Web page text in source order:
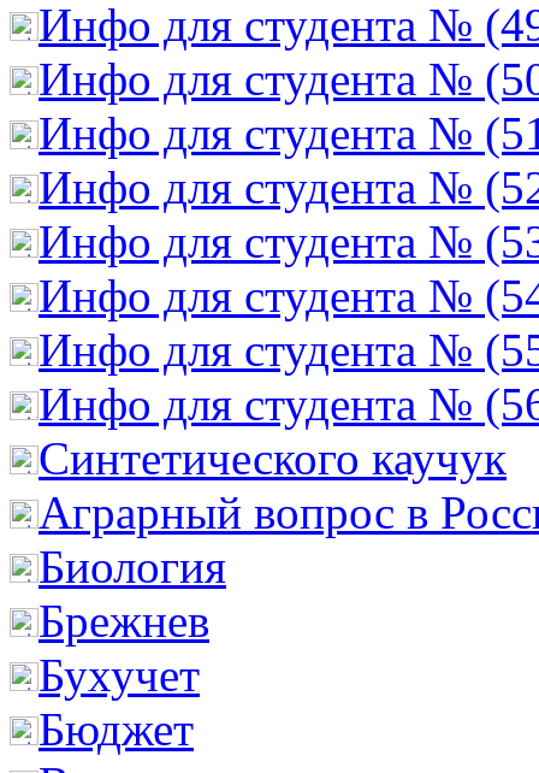
Инфо для студента №
Инфо для студента №
Инфо для студента №
Инфо для студента №
Инфо для студента №
Инфо для студента №
Инфо для студента №
Инфо для студента №
Cинтетического каучук
Аграрный вопрос в
Биология
Брежнев
Бухучет
Бюджет